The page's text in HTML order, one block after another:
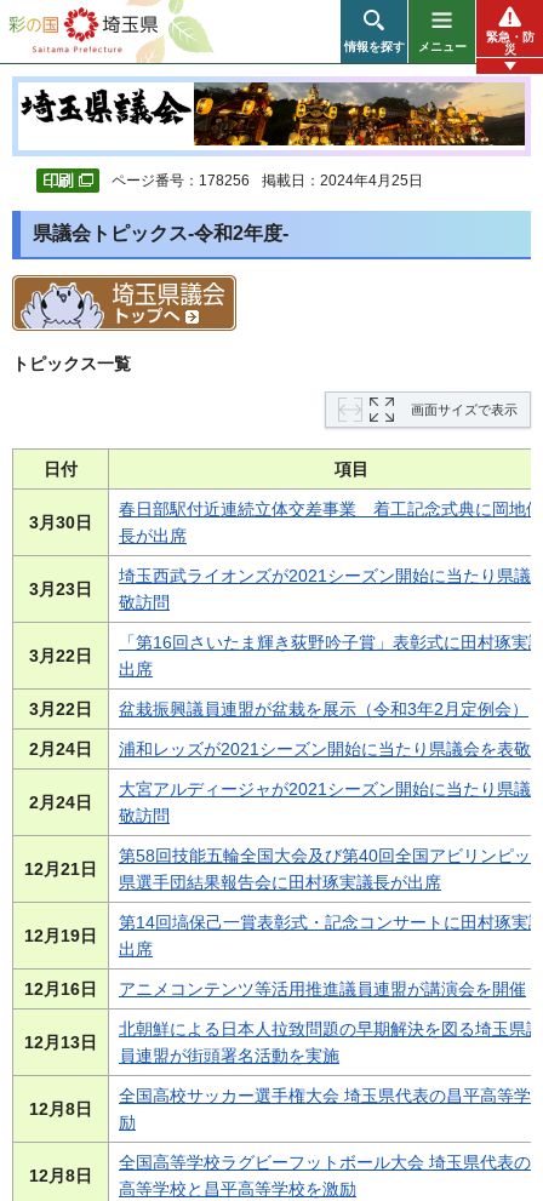
彩の国 埼玉県
情報を探す メニュー
緊急・防
災
ページ番号：178256 掲載日：2024年4月25日
県議会トピックス-令和2年度-
トピックス一覧
画面サイズで表示
日付 項目
3月30日
春日部駅付近連続立体交差事業 着工記念式典に岡地
長が出席
3月23日
埼玉西武ライオンズが2021シーズン開始に当たり県議
敬訪問
3月22日
「第16回さいたま輝き荻野吟子賞」表彰式に田村琢実
出席
3月22日 盆栽振興議員連盟が盆栽を展示（令和3年2月定例会）
2月24日 浦和レッズが2021シーズン開始に当たり県議会を表敬
2月24日
大宮アルディージャが2021シーズン開始に当たり県議
敬訪問
12月21日
第58回技能五輪全国大会及び第40回全国アビリンピッ
県選手団結果報告会に田村琢実議長が出席
12月19日
第14回塙保己一賞表彰式・記念コンサートに田村琢実
出席
12月16日 アニメコンテンツ等活用推進議員連盟が講演会を開催
12月13日
北朝鮮による日本人拉致問題の早期解決を図る埼玉県
員連盟が街頭署名活動を実施
12月8日
全国高校サッカー選手権大会 埼玉県代表の昌平高等学
励
12月8日
全国高等学校ラグビーフットボール大会 埼玉県代表の
高等学校と昌平高等学校を激励